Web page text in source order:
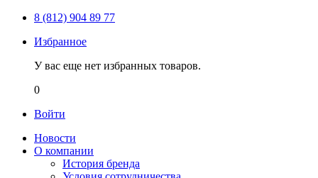
8 (812) 904 89 77
Избранное
У вас еще нет избранных товаров.
0
Войти
Новости
О компании
История бренда